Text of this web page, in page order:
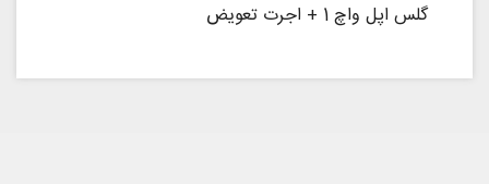
گلس اپل واچ 1 + اجرت تعویض